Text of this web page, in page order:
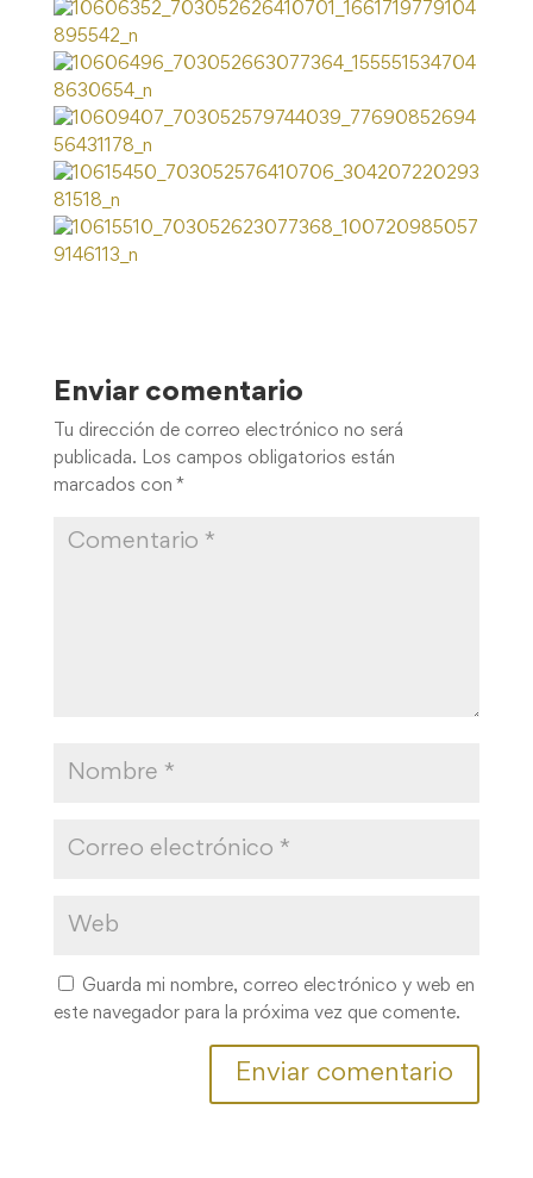
Enviar comentario
Tu dirección de correo electrónico no será
publicada. Los campos obligatorios están
marcados con *
Guarda mi nombre, correo electrónico y web en
este navegador para la próxima vez que comente.